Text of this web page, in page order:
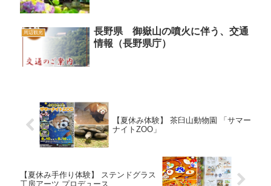
周辺観光
長野県 御嶽山の噴火に伴う、交通
情報（長野県庁）
【夏休み体験】 茶臼山動物園 「サマー
ナイトZOO」
【夏休み手作り体験】 ステンドグラス
工房アーツ プロデュース